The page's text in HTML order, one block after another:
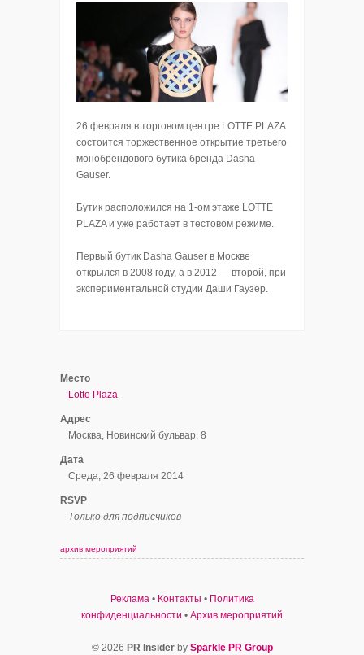
26 февраля в торговом центре LOTTE PLAZA
состоится торжественное открытие третьего
монобрендового бутика бренда Dasha
Gauser.
Бутик расположился на 1-ом этаже LOTTE
PLAZA и уже работает в тестовом режиме.
Первый бутик Dasha Gauser в Москве
открылся в 2008 году, а в 2012 — второй, при
экспериментальной студии Даши Гаузер.
Место
Lotte Plaza
Адрес
Москва, Новинский бульвар, 8
Дата
Среда, 26 февраля 2014
RSVP
Только для подписчиков
архив мероприятий
Реклама• Контакты • Политика
конфиденциальности • Архив мероприятий
© 2026 PR Insiderby Sparkle PR Group